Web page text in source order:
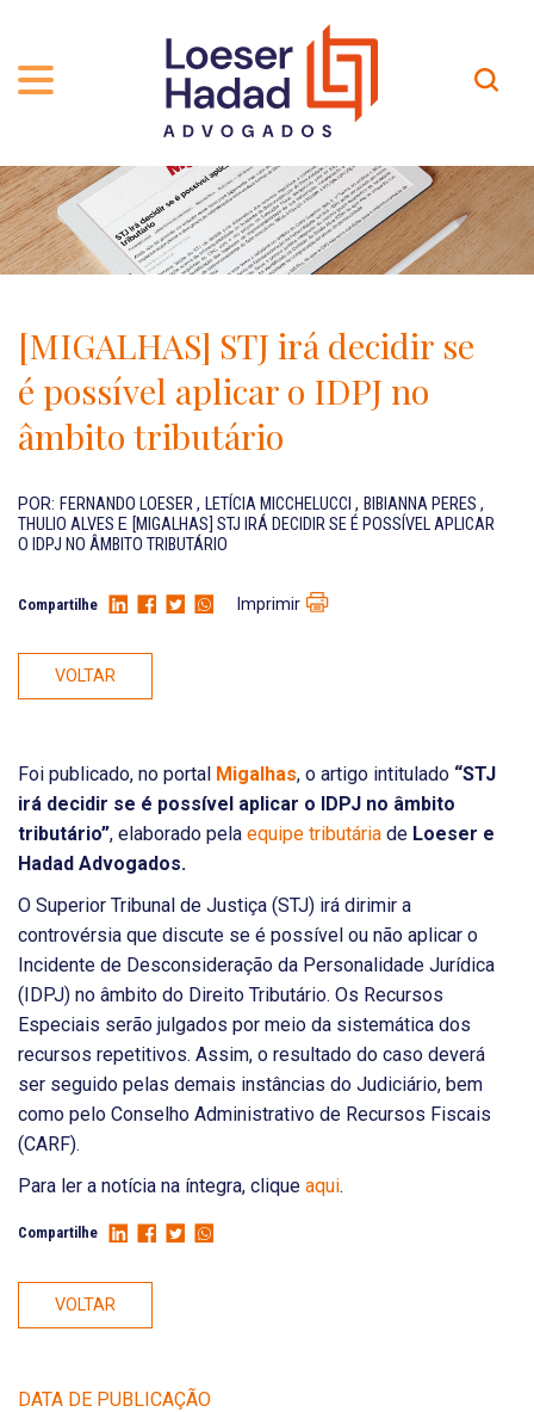
QUEM SOMOS
TRAJETÓRIA
INCLUSÃO E DIVERSIDADE
PRÊMIOS
NOSSA EQUIPE
ÁREAS DE ATUAÇÃO
PROFISSIONAIS
CARREIRA
Contato
Localização
[MIGALHAS] STJ irá decidir se
é possível aplicar o IDPJ no
âmbito tributário
POR: FERNANDO LOESER, LETÍCIA MICCHELUCCI , BIBIANNA PERES ,
THULIO ALVES E [MIGALHAS] STJ IRÁ DECIDIR SE É POSSÍVEL APLICAR
O IDPJ NO ÂMBITO TRIBUTÁRIO
Compartilhe Imprimir
VOLTAR
Foi publicado, no portal Migalhas, o artigo intitulado “STJ
irá decidir se é possível aplicar o IDPJ no âmbito
tributário”, elaborado pela equipe tributária de Loeser e
Hadad Advogados.
O Superior Tribunal de Justiça (STJ) irá dirimir a
controvérsia que discute se é possível ou não aplicar o
Incidente de Desconsideração da Personalidade Jurídica
(IDPJ) no âmbito do Direito Tributário. Os Recursos
Especiais serão julgados por meio da sistemática dos
recursos repetitivos. Assim, o resultado do caso deverá
ser seguido pelas demais instâncias do Judiciário, bem
como pelo Conselho Administrativo de Recursos Fiscais
(CARF).
Para ler a notícia na íntegra, clique aqui.
Compartilhe
VOLTAR
DATA DE PUBLICAÇÃO